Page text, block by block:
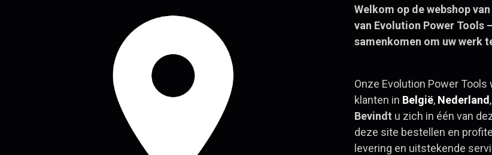
Welkom op de webshop
van Evolution Power Tools
samenkomen om uw werk
Onze Evolution Power
klanten in België, Nederland ,
Bevindt u zich in één van
deze site bestellen en
levering en uitstekende